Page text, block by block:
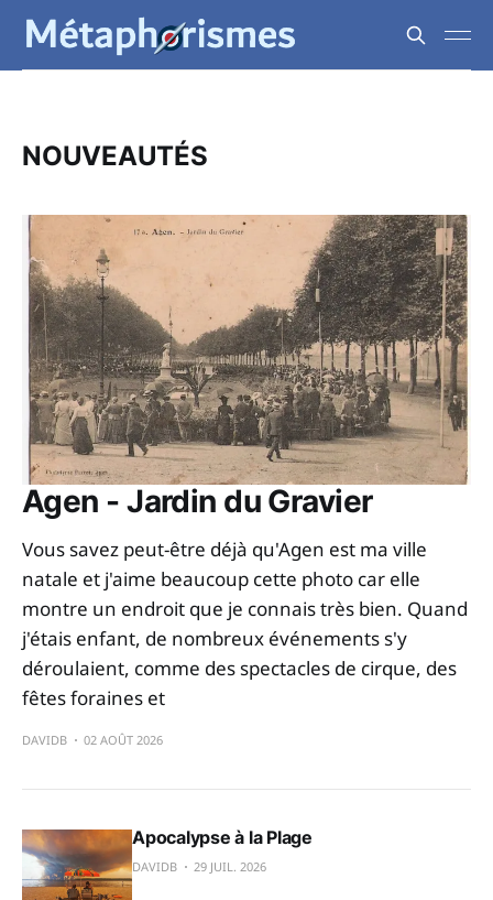
NOUVEAUTÉS
Agen - Jardin du Gravier
Vous savez peut-être déjà qu'Agen est ma ville
natale et j'aime beaucoup cette photo car elle
montre un endroit que je connais très bien. Quand
j'étais enfant, de nombreux événements s'y
déroulaient, comme des spectacles de cirque, des
fêtes foraines et
DAVIDB 02 AOÛT 2026
Apocalypse à la Plage
DAVIDB 29 JUIL. 2026